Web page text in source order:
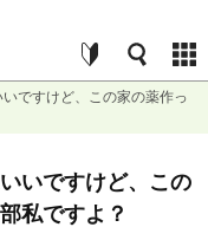
ですけど、この家の薬作っ
いですけど、この
私ですよ？